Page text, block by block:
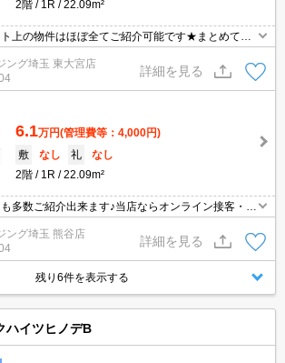
2階
1R 22.09m²
上の物件はほぼ全てご紹介可能です★まとめてご
部屋探しは情報量地域No１の★タウンハウジング
ング埼玉 東大宮店
詳細を見る
6.1万円(管理費等：4,000円)
敷
なし 礼
なし
2階
1R 22.09m²
多数ご紹介出来ます♪当店ならオンライン接客・内
ルでのお問い合わせの際は、電話番号も記載頂き
御対応できます♪
ング埼玉 熊谷店
詳細を見る
残り6件を表示する
ハイツヒノデB